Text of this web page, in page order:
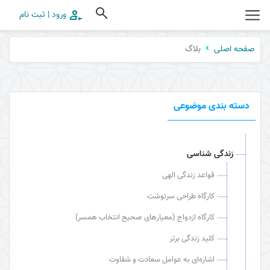
ورود | ثبت نام
صفحه اصلی بلاگ
دسته بندی موضوعی
زندگی شناسی
قواعد زندگی الهی
کارگاه طراحی سرنوشت
کارگاه ازدواج (معیارهای صحیح انتخاب همسر)
کلید زندگی برتر
اشاره‌ای به عوامل سعادت و شقاوت